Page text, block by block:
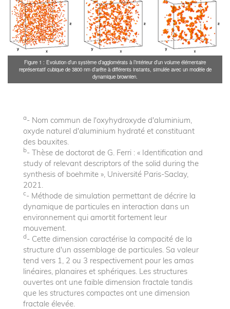
Figure 1 : Evolution d’un système d’agglomérats à l’intérieur d’un volume élémentaire
représentatif cubique de 3800 nm d’arête à différents instants, simulée avec un modèle de
dynamique brownien.
a- Nom commun de l'oxyhydroxyde d'aluminium,
oxyde naturel d'aluminium hydraté et constituant
des bauxites.
b- Thèse de doctorat de G. Ferri : « Identification and
study of relevant descriptors of the solid during the
synthesis of boehmite », Université Paris-Saclay,
2021.
c- Méthode de simulation permettant de décrire la
dynamique de particules en interaction dans un
environnement qui amortit fortement leur
mouvement.
d- Cette dimension caractérise la compacité de la
structure d'un assemblage de particules. Sa valeur
tend vers 1, 2 ou 3 respectivement pour les amas
linéaires, planaires et sphériques. Les structures
ouvertes ont une faible dimension fractale tandis
que les structures compactes ont une dimension
fractale élevée.